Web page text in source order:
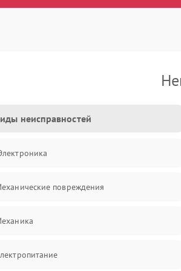
неисправностей
повреждения